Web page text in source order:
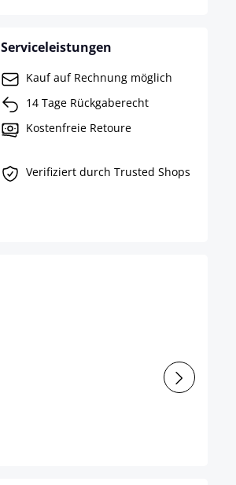
Serviceleistungen
Kauf auf Rechnung möglich
14 Tage Rückgaberecht
Kostenfreie Retoure
Verifiziert durch Trusted Shops